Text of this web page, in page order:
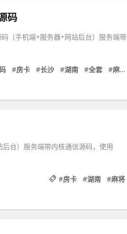
码
（手机端+服务器+网站后台）服务端带
#房卡 #长沙 #湖南 #全套 #麻将
台）服务端带内核通信源码，使用
#房卡 #湖南 #麻将